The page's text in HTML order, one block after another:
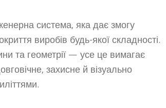
система, яка дає змогу
виробів будь-якої складності.
та геометрії — усе це вимагає
захисне й візуально